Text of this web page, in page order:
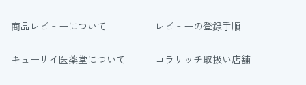
商品レビューについて レビューの登録手順
キューサイ医薬堂について コラリッチ取扱い店舗